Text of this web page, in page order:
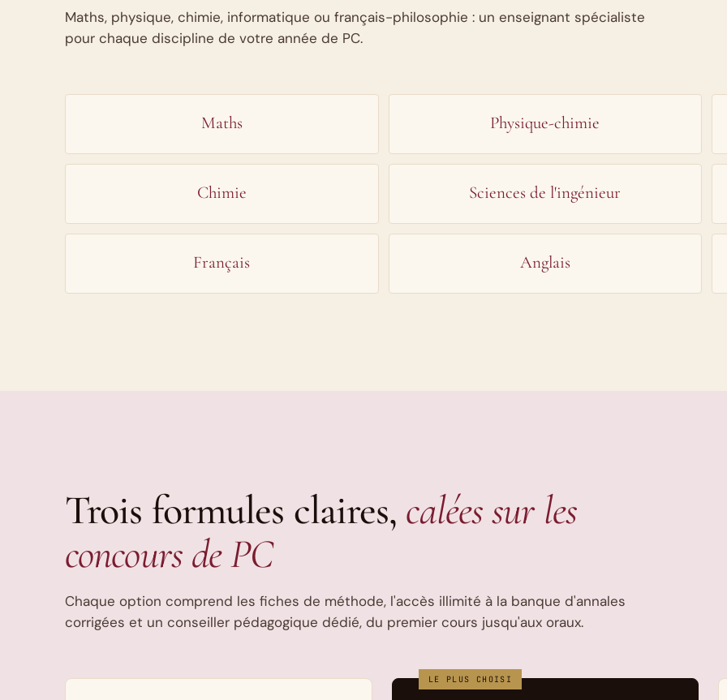
Maths, physique, chimie, informatique ou français-philosophie : un enseignant spécialiste
pour chaque discipline de votre année de PC.
Maths Physique-chimie
Chimie Sciences de l'ingénieur
Français Anglais
Trois formules claires, calées sur les
concours de PC
Chaque option comprend les fiches de méthode, l'accès illimité à la banque d'annales
corrigées et un conseiller pédagogique dédié, du premier cours jusqu'aux oraux.
LE PLUS CHOISI